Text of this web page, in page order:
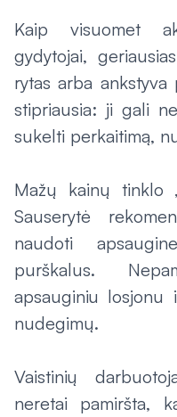
Kaip visuomet
gydytojai,
rytas arba
stipriausia: ji gali
sukelti perkaitimą,
Mažų kainų tinklo
Sauserytė
naudoti
purškalus.
apsauginiu
nudegimų.
Vaistinių
neretai pamiršta,